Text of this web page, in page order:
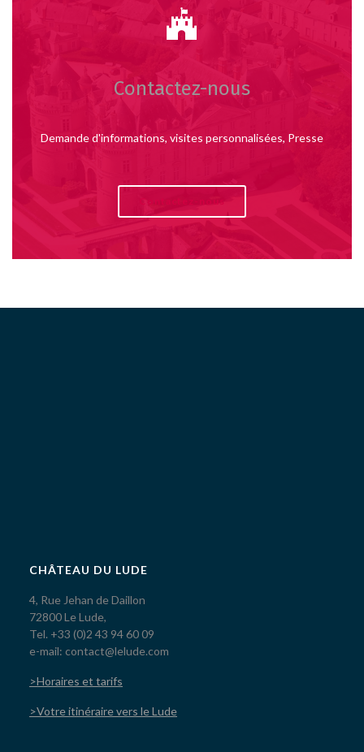
Contactez-nous
Demande d'informations, visites personnalisées, Presse
Contactez-nous
CHÂTEAU DU LUDE
4, Rue Jehan de Daillon
72800 Le Lude,
Tel. +33 (0)2 43 94 60 09
e-mail: contact@lelude.com
>Horaires et tarifs
>Votre itinéraire vers le Lude